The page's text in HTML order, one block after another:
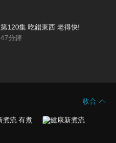
第120集 吃錯東西 老得快!
47分鐘
收合